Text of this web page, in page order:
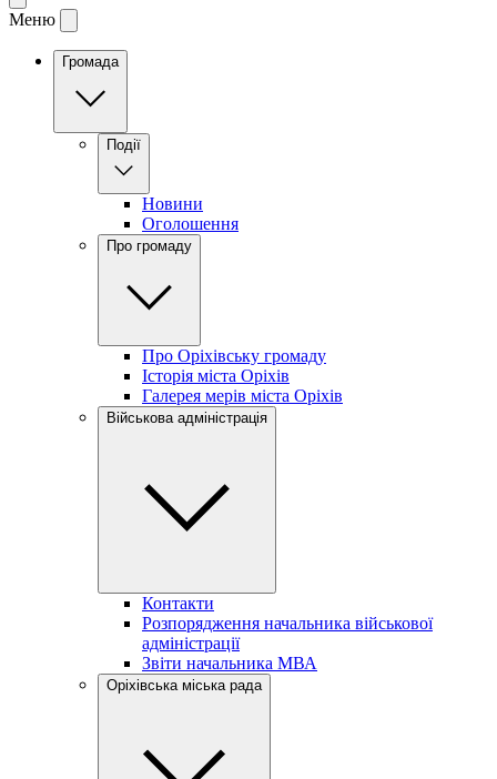
Меню
Громада
Події
Новини
Оголошення
Про громаду
Про Оріхівську громаду
Історія міста Оріхів
Галерея мерів міста Оріхів
Військова адміністрація
Контакти
Розпорядження начальника військової
адміністрації
Звіти начальника МВА
Оріхівська міська рада